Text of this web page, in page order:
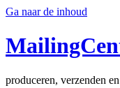
Ga naar de inhoud
produceren, verzenden